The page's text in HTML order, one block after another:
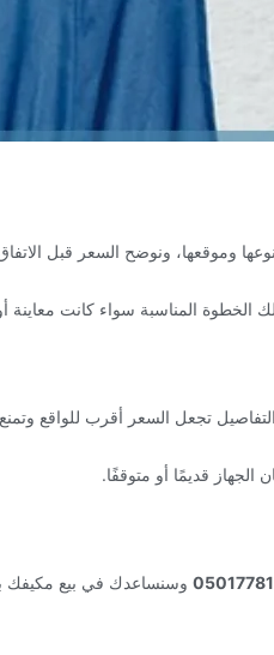
وموقعها، ونوضح السعر قبل
الخطوة المناسبة سواء كانت معاينة
تجعل السعر أقرب للواقع وتمنع
قديمًا أو متوقفًا.
وسنساعدك في بيع مكيفك